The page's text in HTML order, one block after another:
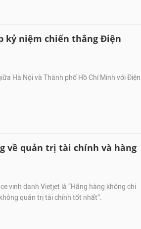
kỷ niệm chiến thắng Điện
Hà Nội và Thành phố Hồ Chí Minh với Điện
về quản trị tài chính và hàng
vinh danh Vietjet là “Hãng hàng không chi
quản trị tài chính tốt nhất”.